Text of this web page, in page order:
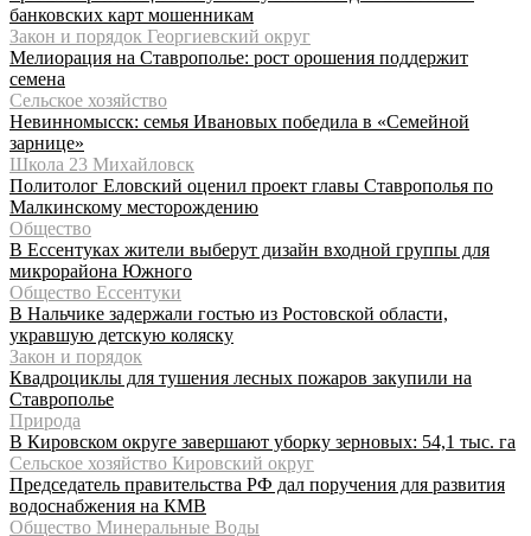
банковских карт мошенникам
Закон и порядок Георгиевский округ
Мелиорация на Ставрополье: рост орошения поддержит
семена
Сельское хозяйство
Невинномысск: семья Ивановых победила в «Семейной
зарнице»
Школа 23 Михайловск
Политолог Еловский оценил проект главы Ставрополья по
Малкинскому месторождению
Общество
В Ессентуках жители выберут дизайн входной группы для
микрорайона Южного
Общество Ессентуки
В Нальчике задержали гостью из Ростовской области,
укравшую детскую коляску
Закон и порядок
Квадроциклы для тушения лесных пожаров закупили на
Ставрополье
Природа
В Кировском округе завершают уборку зерновых: 54,1 тыс. га
Сельское хозяйство Кировский округ
Председатель правительства РФ дал поручения для развития
водоснабжения на КМВ
Общество Минеральные Воды